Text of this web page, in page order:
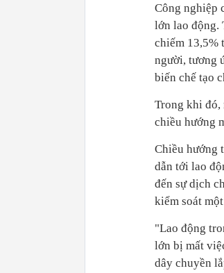
Công nghiệp
lớn lao động.
chiếm 13,5%
người, tương
biến chế tạo
Trong khi đó,
chiều hướng
Chiều hướng
dẫn tới lao
đến sự dịch
kiểm soát
"Lao động
lớn bị mất
dây chuyền